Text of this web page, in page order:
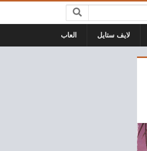
لايف ستايل العاب